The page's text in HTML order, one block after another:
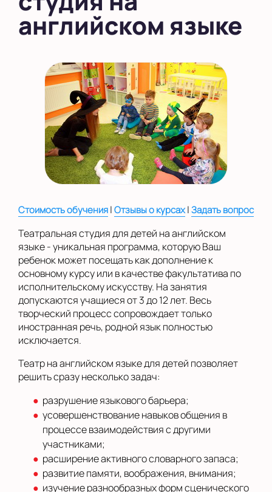
во Внуково
на Домодедовской
на Коломенской
в Московской
области
Показать на карте
Выбрать другой город
английском языке
Стоимость обучения|Отзывы о курсах|Задать вопрос
Театральная студия для детей на английском
языке - уникальная программа, которую Ваш
ребенок может посещать как дополнение к
основному курсу или в качестве факультатива по
исполнительскому искусству. На занятия
допускаются учащиеся от 3 до 12 лет. Весь
творческий процесс сопровождает только
иностранная речь, родной язык полностью
исключается.
Театр на английском языке для детей позволяет
решить сразу несколько задач:
разрушение языкового барьера;
усовершенствование навыков общения в
процессе взаимодействия с другими
участниками;
расширение активного словарного запаса;
развитие памяти, воображения, внимания;
изучение разнообразных форм сценического